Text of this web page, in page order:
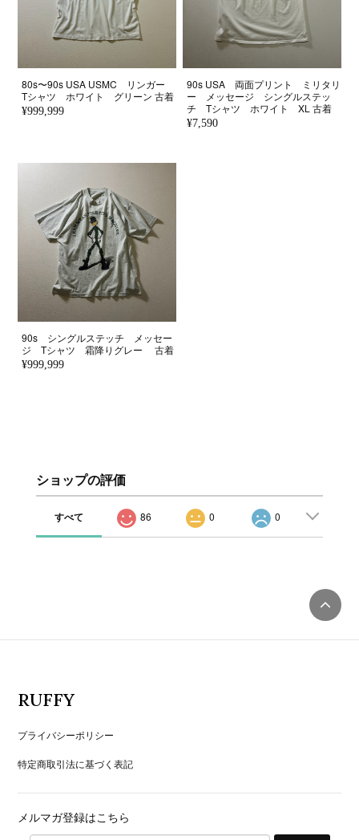
80s〜90s USA USMC リンガー
Tシャツ ホワイト グリーン 古着
¥999,999
90s USA 両面プリント ミリタリ
ー メッセージ シングルステッ
チ Tシャツ ホワイト XL 古着
¥7,590
90s シングルステッチ メッセー
ジ Tシャツ 霜降りグレー 古着
¥999,999
ショップの評価
すべて 86 0 0
RUFFY
プライバシーポリシー
特定商取引法に基づく表記
メルマガ登録はこちら